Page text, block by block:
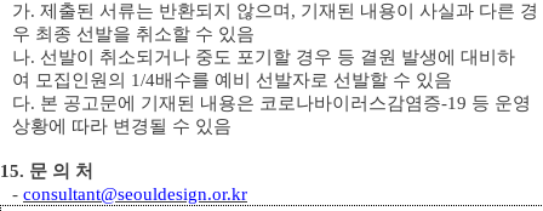
가. 제출된 서류는 반환되지 않으며 , 기재된 내용이 사실과 다른 경
우 최종 선발을 취소할 수 있음
나. 선발이 취소되거나 중도 포기할 경우 등 결원 발생에 대비하
여 모집인원의 1/4배수를 예비 선발자로 선발할 수 있음
다. 본 공고문에 기재된 내용은 코로나바이러스감염증-19 등 운영
상황에 따라 변경될 수 있음
15. 문 의 처
- consultant@seouldesign.or.kr